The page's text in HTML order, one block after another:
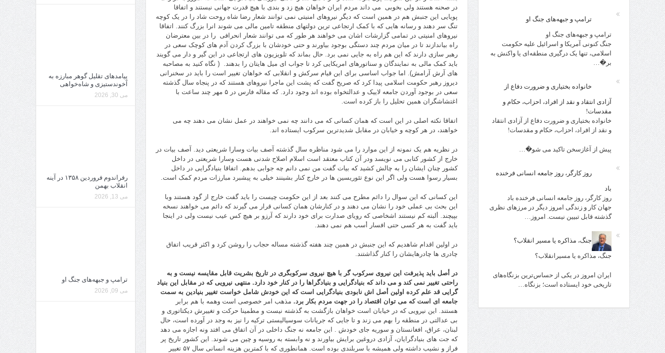
در صحنه هستند ولی بخوبی می داند مردم ایران خواهان هیچ زد و بندی با هیچ قدرت جهانی نیستند و اتفاقا
پویایی این جنبش هم در همین است که دیگر نیروهای امنیتی نمی توانند شعار رضا شاه روحت شاد را در یک کوچه
تنگ سر دهند و رسانه هایی که با کمک ارتجاعی ترین دولتهای منطقه تامین مالی می شوند انرا بزرگ کنند. اتفاقا
نیروهای امنیتی در تمامی گزارشات اشان می خواهند هر طور که می توانند شعار انحرافی را در بین معترضان
راه بیاندازند تا در میان مردم چند دستگی بوجود بیاورند و حتی خودشان با بزرگ کردن آدم های کوچک سعی در
رهبر سازی دارند که این هم راه به جایی نمی برد. حال بماند که تلویزیون های ارتجاعی در این گیر و دار می گویند
باید کمک مالی به نمایندگان و سناتورهای امریکایی کرد تا جواب ای میل هایتان را بدهند. ( نگاه کنید به مصاحبه
های آرش آرامش). اما جواب اساسی برای این قیام سرکش و انقلابی که خواهان تغییر است را باید در سخنرانی
دیروز رهبر حکومت اسلامی پیدا کرد که صریح گفت که پشت این ماجرا نیروهای هستند که در پنجاه سال گذشته
سعی در بوجود آوردن جامعه لاییک و عدالتخواه بوده اند وجود دارد. که مقاله فارس در ۵ مهر چند ساعت با
اغتشاشگران همین تحلیل را باز کرده است.
اتفاقا نکته اصلی در این است که همان کسانی که می دانند چه نمی خواهند در عمل نشان می دهند چه می
خواهند، در هر کوچه و خیابان در مقابل شدیدترین سرکوب ایستاده اند.
در نظریه هم یک نمونه از این موارد را می شود مناظره سال گذشته آصف بیات وسارا شریعتی دید. آصف بیات در
خارج از کشور کتابی می نویسد ودر آن کتاب معتقد است اسلام اصلاح شدنی هست وسارا شریعتی در داخل
کشور چنان ایشان را به چالش کشید که بیات گفت من نمی دانم چه جوابی بدهم. اتفاقا بنیادگرایی در داخل
بسیار رسوا هست ولی اگر این نوع تئوریسین ها در خارج کنار بشینند خیلی به پیشبرد مبارزات مردم کمک است.
این کسانی که این سوال را دائم مطرح می کنند بعد از این حکومت چیست را باید گفت خارج از گود هستند وبا
این بحث بی عملی خود را نشان می دهند و در کنارشان همان کسانی قرار می گیرند که دائم می خواهند نسخه
بپیچند. ألبته کم نیستند اشخاصی که رویای صدارت برای خود دارند که آرزو بر هیچ کس عیب نیست ولی در اینجا
باید گفت به هر کسی حتی افسار أسب هم نمی دهند.
در اولین اقدام شاهدیم که این جنبش در همین چند هفته گذشته مساله حجاب را روشن کرد و اکثر قریب اتفاق
چادری ها چادرهایشان را کنار گذاشتند.
در أصل باید پذیرفت این نیروی سرکوب گر با هیچ نیروی سرکوبگری در تاریخ بشریت قابل مقایسه نیست و به
راحتی تغییر نمی کند و می داند که بنیادگرایی و بنیادگراها را در کنار خود دارد. منتهی نیرویی که در مقابل این بنیاد
گرایی قد علم کرده اولین أصل اش نابودی بنیادگرایی است که این خودش شامل خواست تغییر بنیادین به سمت
جامعه ای است که می توان اقتصاد را در جهت مردم بکار برد. مذهب امر خصوصی است وهمه با هم برابر
هستند. این نیرویی که در خیابان است خواهان بازگشت به گذشته نیست و مطمینا حرکت و تغییرش دیکتاتوری و
بی عدالتی در منطقه را بهم می زند و تا جایی که جریانات سوسیالیستی ترکیه را نیز به وجد در آورده است، حال
لبنان، عراق، افغانستان و سوریه جای خودش . این جامعه نه جنگ داخلی در آن اتفاق می افتد ونه اجازه می دهد
که جت های بنیادگرایان، آزادی دروغین برایش بیاورند و نه وابسته به روسیه و چین می شوند. این کشور تاریخ پر
فراز و نشیب داشته ولی همیشه با سربلندی بوده است. همانطوری که با کمترین هزینه انسانی سال ۵۷ تغییر
پیامدهای تقلیل گوهر مبارزه به
آخوندستیزی و شاه‌خواهی
می 30, 2026
رفراندوم فروردین ۱۳۵۸ در آینه
انقلاب بهمن
می 13, 2026
ترامپ و جبهه‌های جنگ او
می 09, 2026
ترامپ و جبهه‌های جنگ او
ترامپ و جبهه‌های جنگ او
جنگ کنونی آمریکا و اسرائیل علیه حکومت
اسلامی، تنها یک درگیری منطقه‌ای یا واکنش به
بر�…
خانواده بختیاری و ضرورت دفاع از
آزادی انتقاد و نقد از افراد، احزاب، حکام و
مقدسات!
خانواده بختیاری و ضرورت دفاع از آزادی انتقاد
و نقد از افراد، احزاب، حکام و مقدسات!
پیش از آغازسخن تاکید می شو�…
روز کارگر، روز جامعه انسانی فرخنده
باد
روز کارگر، روز جامعه انسانی فرخنده باد
جهان کار و زندگی امروز دیگر در مرزهای نظری
گذشته قابل تبیین نیست. امروز…
جنگ، مذاکره یا مسیر انقلاب؟
جنگ، مذاکره یا مسیرانقلاب؟
ایران امروز در یکی از حساس‌ترین بزنگاه‌های
تاریخی خود ایستاده است؛ بزنگاه…